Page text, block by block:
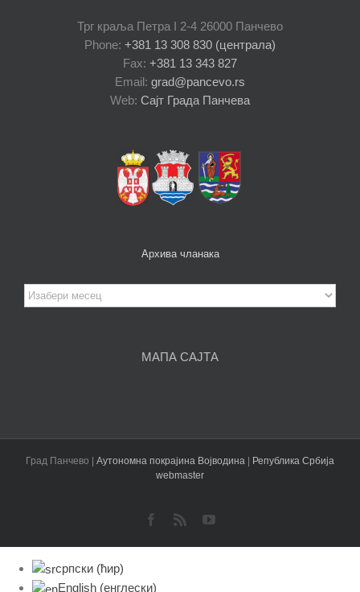
Трг краља Петра I 2-4 26000 Панчево
Phone: +381 13 308 830 (централа)
Fax: +381 13 343 827
Email: grad@pancevo.rs
Web: Сајт Града Панчева
Архива чланака
Архива
чланака
МАПА САЈТА
Град Панчево | Аутономна покрајина Војводина | Република Србија
webmaster
Facebook
Rss YouTube
српски (ћир)
English (енглески)